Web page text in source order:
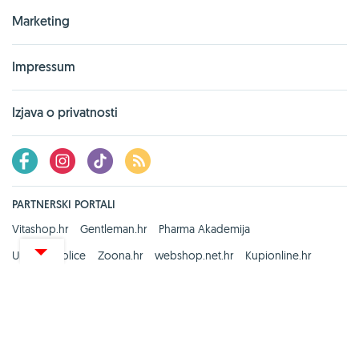
Marketing
Impressum
Izjava o privatnosti
PARTNERSKI PORTALI
Vitashop.hr
Gentleman.hr
Pharma Akademija
UredskeStolice
Zoona.hr webshop.net.hr
Kupionline.hr